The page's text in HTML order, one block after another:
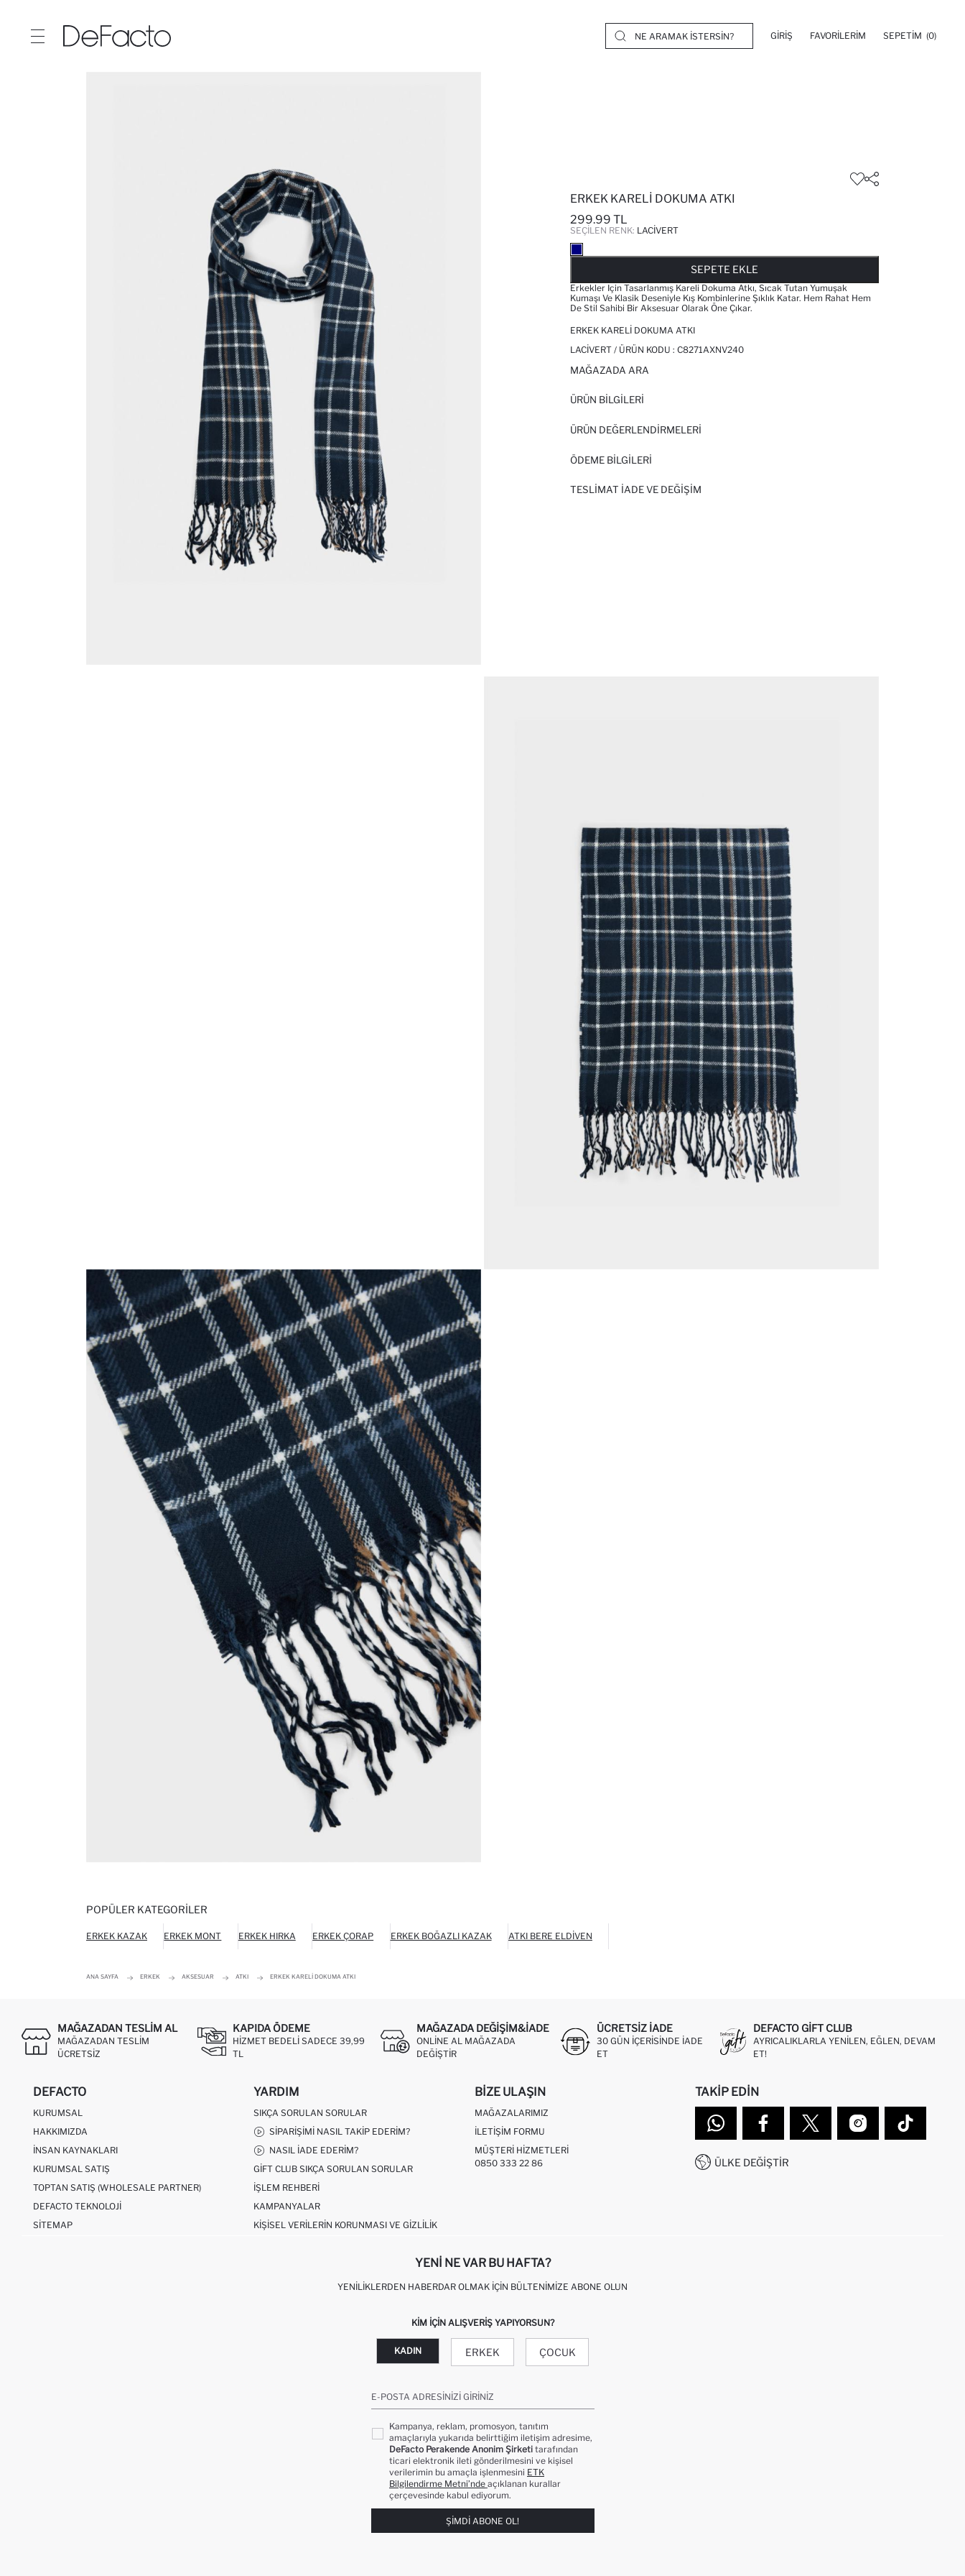
GIRIŞ FAVORILERIM SEPETIM (0)
ERKEK KARELI DOKUMA ATKI
299.99 TL
SEÇILEN RENK: LACIVERT
SEPETE EKLE
Erkekler Için Tasarlanmış Kareli Dokuma Atkı, Sıcak Tutan Yumuşak
Kumaşı Ve Klasik Deseniyle Kış Kombinlerine Şıklık Katar. Hem Rahat Hem
De Stil Sahibi Bir Aksesuar Olarak Öne Çıkar.
ERKEK KARELI DOKUMA ATKI
LACIVERT / ÜRÜN KODU : C8271AXNV240
MAĞAZADA ARA
ÜRÜN BILGILERI
ÜRÜN DEĞERLENDİRMELERİ
ÖDEME BİLGİLERİ
TESLIMAT İADE VE DEĞIŞIM
POPÜLER KATEGORILER
ERKEK KAZAK ERKEK MONT ERKEK HIRKA ERKEK ÇORAP ERKEK BOĞAZLI KAZAK ATKI BERE ELDIVEN
ANA SAYFA ERKEK AKSESUAR ATKI ERKEK KARELI DOKUMA ATKI
MAĞAZADAN TESLIM AL
MAĞAZADAN TESLIM
ÜCRETSIZ
KAPIDA ÖDEME
HIZMET BEDELI SADECE 39,99
TL
MAĞAZADA DEĞIŞIM&İADE
ONLINE AL MAĞAZADA
DEĞIŞTIR
ÜCRETSIZ IADE
30 GÜN IÇERISINDE IADE
ET
DEFACTO GIFT CLUB
AYRICALIKLARLA YENILEN, EĞLEN, DEVAM
ET!
DEFACTO
KURUMSAL
HAKKIMIZDA
İNSAN KAYNAKLARI
KURUMSAL SATIŞ
TOPTAN SATIŞ (WHOLESALE PARTNER)
DEFACTO TEKNOLOJI
SITEMAP
YARDIM
SIKÇA SORULAN SORULAR
SIPARIŞIMI NASIL TAKIP EDERIM?
NASIL İADE EDERIM?
GIFT CLUB SIKÇA SORULAN SORULAR
İŞLEM REHBERI
KAMPANYALAR
KIŞISEL VERILERIN KORUNMASI VE GIZLILIK
BIZE ULAŞIN
MAĞAZALARIMIZ
İLETIŞIM FORMU
MÜŞTERI HIZMETLERI
0850 333 22 86
TAKIP EDIN
ÜLKE DEĞIŞTIR
YENI NE VAR BU HAFTA?
YENILIKLERDEN HABERDAR OLMAK İÇIN BÜLTENIMIZE ABONE OLUN
KIM IÇIN ALIŞVERIŞ YAPIYORSUN?
KADIN ERKEK ÇOCUK
E-POSTA ADRESINIZI GIRINIZ
Kampanya, reklam, promosyon, tanıtım
amaçlarıyla yukarıda belirttiğim iletişim adresime,
DeFacto Perakende Anonim Şirketi tarafından
ticari elektronik ileti gönderilmesini ve kişisel
verilerimin bu amaçla işlenmesini ETK
Bilgilendirme Metni’nde açıklanan kurallar
çerçevesinde kabul ediyorum.
ŞIMDI ABONE OL!